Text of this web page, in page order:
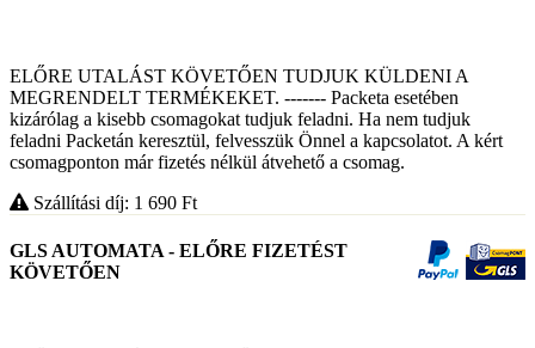
ELŐRE UTALÁST KÖVETŐEN TUDJUK KÜLDENI A
MEGRENDELT TERMÉKEKET. ------- Packeta esetében
kizárólag a kisebb csomagokat tudjuk feladni. Ha nem tudjuk
feladni Packetán keresztül, felvesszük Önnel a kapcsolatot. A kért
csomagponton már fizetés nélkül átvehető a csomag.
Szállítási díj: 1 690 Ft
GLS AUTOMATA - ELŐRE FIZETÉST
KÖVETŐEN